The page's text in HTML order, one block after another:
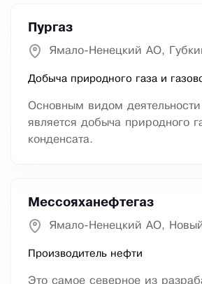
Пургаз
Ямало-Ненецкий АО,
Добыча природного газа и
Основным видом деятельности
является добыча природного
конденсата.
Мессояханефтегаз
Ямало-Ненецкий АО,
Производитель нефти
Это самое северное из